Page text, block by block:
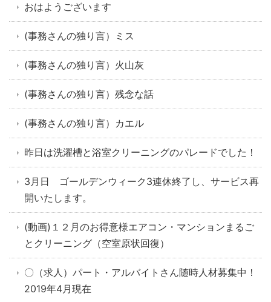
おはようございます
(事務さんの独り言）ミス
(事務さんの独り言）火山灰
(事務さんの独り言）残念な話
(事務さんの独り言）カエル
昨日は洗濯槽と浴室クリーニングのパレードでした！
3月日 ゴールデンウィーク3連休終了し、サービス再
開いたします。
(動画)１２月のお得意様エアコン・マンションまるご
とクリーニング（空室原状回復）
〇（求人）パート・アルバイトさん随時人材募集中！
2019年4月現在